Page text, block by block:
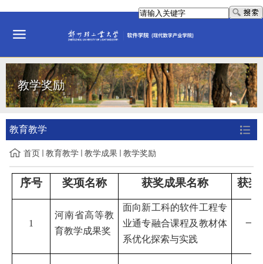
教学奖励
教育教学
首页 教育教学 教学成果 教学奖励
序号 奖项名称 获奖成果名称 获奖
1
河南省高等教
育教学成果奖
面向新工科的软件工程专
业通专融合课程及教材体
系优化探索与实践
一